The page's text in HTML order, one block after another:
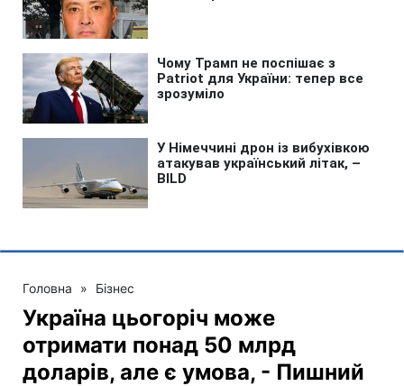
Головна » Бізнес
Україна цьогоріч може
отримати понад 50 млрд
доларів, але є умова, - Пишний